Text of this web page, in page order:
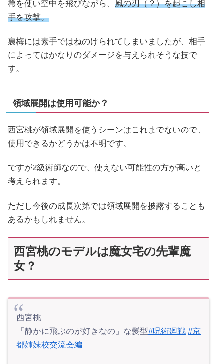
箒を使い空中を飛びながら、 風の刃（？）を起こし相
手を攻撃。
裏梅には素手ではねのけられてしまいましたが、相手
によってはかなりのダメージを与えられそうな技で
す。
領域展開は使用可能か？
西宮桃が領域展開を使うシーンはこれまでないので、
使用できるかどうかは不明です。
ですが2級術師なので、使えない可能性の方が高いと
考えられます。
ただし今後の成長次第では領域展開を披露することも
あるかもしれません。
西宮桃のモデルは魔女宅の先輩魔
女？
西宮桃
「静かに飛ぶのが好きなの」な髪型#呪術廻戦 #京
都姉妹校交流会編